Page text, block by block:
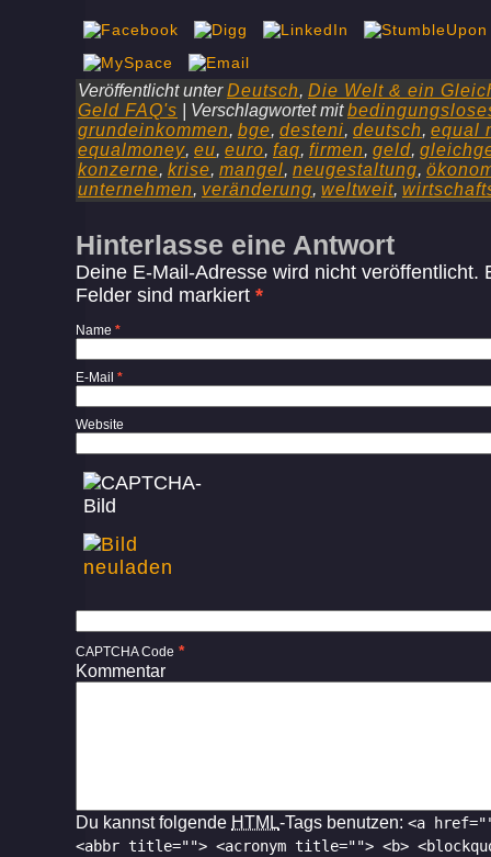
Veröffentlicht unter Deutsch, Die Welt & ein
Geld FAQ's
Verschlagwortet mit
grundeinkommen, bge, desteni, deutsch, equal
equalmoney, eu, euro, faq, firmen, geld,
konzerne, krise, mangel, neugestaltung,
unternehmen, veränderung, weltweit,
Hinterlasse eine Antwort
Deine E-Mail-Adresse wird nicht veröffentlicht.
Felder sind markiert *
Name *
E-Mail *
Website
CAPTCHA Code *
Kommentar
Du kannst folgende HTML-Tags benutzen: <a
<abbr title=""> <acronym title=""> <b>